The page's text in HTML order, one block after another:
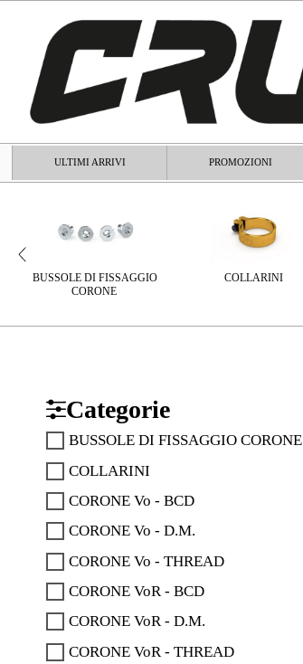
ULTIMI ARRIVI PROMOZIONI
BUSSOLE DI FISSAGGIO
CORONE
COLLARINI
Categorie
BUSSOLE DI FISSAGGIO CORONE
COLLARINI
CORONE Vo - BCD
CORONE Vo - D.M.
CORONE Vo - THREAD
CORONE VoR - BCD
CORONE VoR - D.M.
CORONE VoR - THREAD